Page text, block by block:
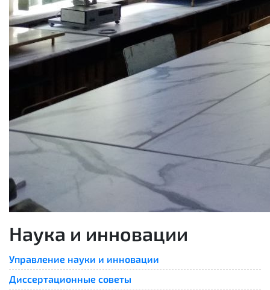
Наука и инновации
Управление науки и инновации
Диссертационные советы